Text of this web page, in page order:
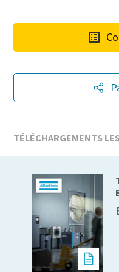
10 étapes pour une
responsable et
Réduction des
éco-responsable - Tout
TÉLÉCHARGEMENTS